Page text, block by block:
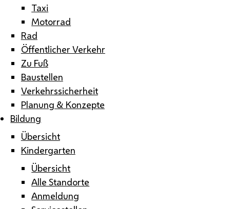
Taxi
Motorrad
Rad
Öffentlicher Verkehr
Zu Fuß
Baustellen
Verkehrssicherheit
Planung & Konzepte
Bildung
Übersicht
Kindergarten
Übersicht
Alle Standorte
Anmeldung